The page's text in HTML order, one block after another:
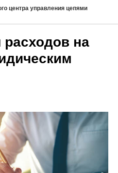
центра управления цепями
на